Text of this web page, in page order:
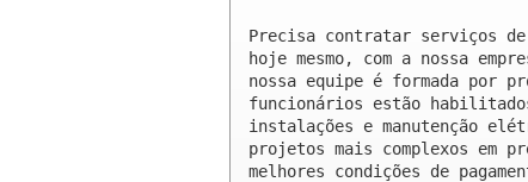
Precisa contratar serviços
hoje mesmo, com a nossa
nossa equipe é formada por
funcionários estão
instalações e manutenção
projetos mais complexos em
melhores condições de